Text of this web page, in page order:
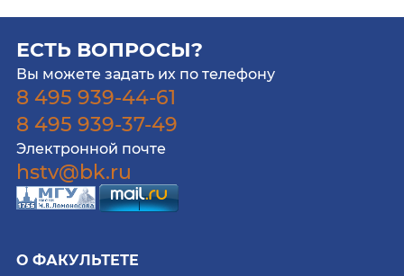
ЕСТЬ ВОПРОСЫ?
Вы можете задать их по телефону
8 495 939-44-61
8 495 939-37-49
Электронной почте
hstv@bk.ru
О ФАКУЛЬТЕТЕ